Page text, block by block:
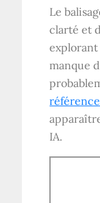
Le
clarté et
explorant
manque
IA.